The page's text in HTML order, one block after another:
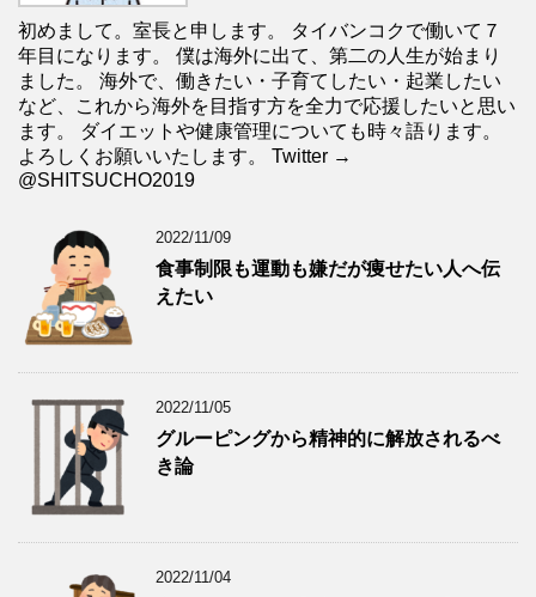
初めまして。室長と申します。 タイバンコクで働いて７
年目になります。 僕は海外に出て、第二の人生が始まり
ました。 海外で、働きたい・子育てしたい・起業したい
など、これから海外を目指す方を全力で応援したいと思い
ます。 ダイエットや健康管理についても時々語ります。
よろしくお願いいたします。 Twitter →
@SHITSUCHO2019
2022/11/09
食事制限も運動も嫌だが痩せたい人へ伝
えたい
2022/11/05
グルーピングから精神的に解放されるべ
き論
2022/11/04